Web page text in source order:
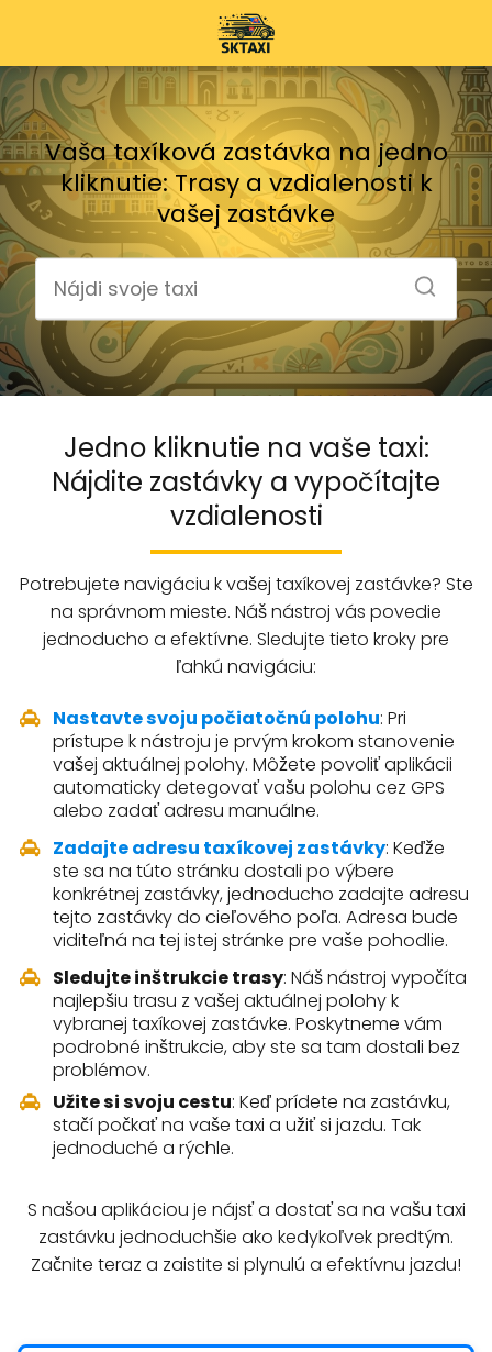
Vaša taxíková zastávka na jedno
kliknutie: Trasy a vzdialenosti k
vašej zastávke
Jedno kliknutie na vaše taxi:
Nájdite zastávky a vypočítajte
vzdialenosti
Potrebujete navigáciu k vašej taxíkovej zastávke? Ste
na správnom mieste. Náš nástroj vás povedie
jednoducho a efektívne. Sledujte tieto kroky pre
ľahkú navigáciu:
Nastavte svoju počiatočnú polohu: Pri
prístupe k nástroju je prvým krokom stanovenie
vašej aktuálnej polohy. Môžete povoliť aplikácii
automaticky detegovať vašu polohu cez GPS
alebo zadať adresu manuálne.
Zadajte adresu taxíkovej zastávky: Keďže
ste sa na túto stránku dostali po výbere
konkrétnej zastávky, jednoducho zadajte adresu
tejto zastávky do cieľového poľa. Adresa bude
viditeľná na tej istej stránke pre vaše pohodlie.
Sledujte inštrukcie trasy: Náš nástroj vypočíta
najlepšiu trasu z vašej aktuálnej polohy k
vybranej taxíkovej zastávke. Poskytneme vám
podrobné inštrukcie, aby ste sa tam dostali bez
problémov.
Užite si svoju cestu: Keď prídete na zastávku,
stačí počkať na vaše taxi a užiť si jazdu. Tak
jednoduché a rýchle.
S našou aplikáciou je nájsť a dostať sa na vašu taxi
zastávku jednoduchšie ako kedykoľvek predtým.
Začnite teraz a zaistite si plynulú a efektívnu jazdu!